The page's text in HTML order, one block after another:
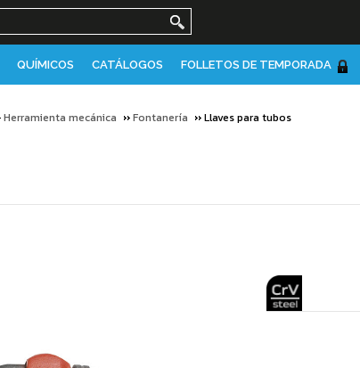
QUÍMICOS CATÁLOGOS FOLLETOS DE TEMPORADA
Herramienta mecánica Fontanería Llaves para tubos